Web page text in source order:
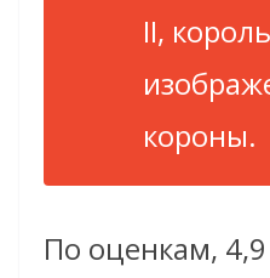
II,
короны.
По оценкам,